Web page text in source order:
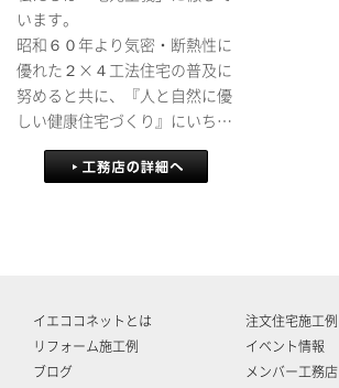
います。
昭和６０年より気密・断熱性に
優れた２×４工法住宅の普及に
努めると共に、『人と自然に優
しい健康住宅づくり』にいち早
く着手し、雪国における住宅建
築の可能性を模索してまいりま
イエココネットとは
注文住宅施工例
リフォーム施工例
イベント情報
ブログ
メンバー工務店